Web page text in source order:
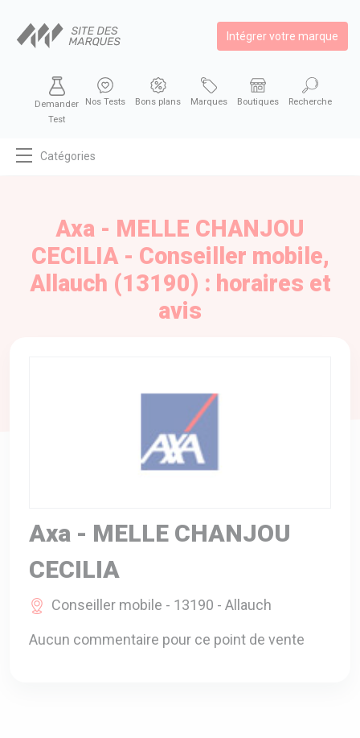
Intégrer votre marque
Demander
Test
Nos Tests Bons plans Marques Boutiques Recherche
Catégories
Axa - MELLE CHANJOU
CECILIA - Conseiller mobile,
Allauch (13190) : horaires et
avis
Axa - MELLE CHANJOU
CECILIA
Conseiller mobile - 13190 - Allauch
Aucun commentaire pour ce point de vente